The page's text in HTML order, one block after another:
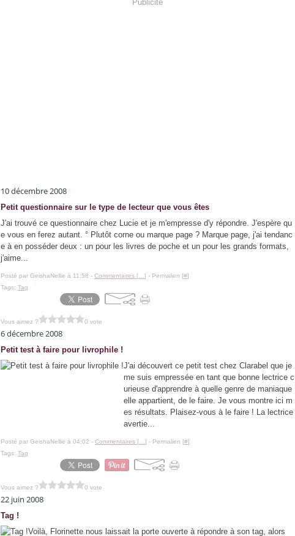
Publicité
10 décembre 2008
Petit questionnaire sur le type de lecteur que vous êtes
J'ai trouvé ce questionnaire chez Lucie et je m'empresse d'y répondre. J'espère qu
e vous en ferez autant. ° Plutôt corne ou marque page ? Marque page, j'ai tendanc
e à en posséder deux : un pour les livres de poche et un pour les grands formats,
j'aime...
Posté par GeishaNellie à 11:58 - Commentaires [ ] - Permalien [#]
Tags: Tag
Vous aimez ? 0 vote
6 décembre 2008
Petit test à faire pour livrophile !
J'ai découvert ce petit test chez Clarabel que je
me suis empressée en tant que bonne lectrice c
urieuse d'apprendre à quelle genre de maniaque
elle appartient, de le faire. Je vous montre ici m
es résultats. Plaisez-vous à le faire ! La lectrice
avertie...
Posté par GeishaNellie à 04:02 - Commentaires [ ] - Permalien [#]
Tags: Tag
Vous aimez ? 0 vote
22 juin 2008
Tag !
Voilà, Florinette nous laissait la porte ouverte à répondre à son tag, alors